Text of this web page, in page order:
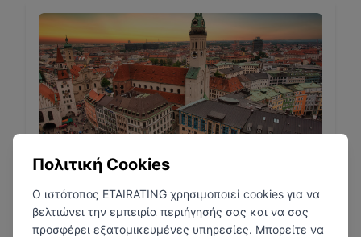
Μόναχο
Πολιτική Cookies
Ο ιστότοπος ETAIRATING χρησιμοποιεί cookies για να
βελτιώνει την εμπειρία περιήγησής σας και να σας
προσφέρει εξατομικευμένες υπηρεσίες. Μπορείτε να